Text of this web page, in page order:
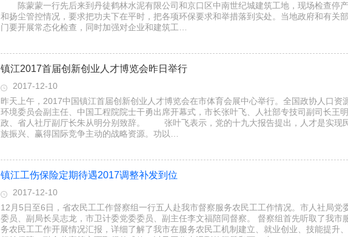
陈蒙蒙一行先后来到丹徒鹤林水泥有限公司和京口区中南世纪城建筑工地，现场检查停产
和扬尘管控情况，要求把功夫下在平时，把各项环保要求和举措落到实处。当地政府和有关部
门要开展常态化检查，同时加强对企业和建筑工…
镇江2017首届创新创业人才博览会昨日举行
2017-12-10
昨天上午，2017中国镇江首届创新创业人才博览会在市体育会展中心举行。全国政协人口资
环境委员会副主任、中国工程院院士干勇出席开幕式，市长张叶飞、人社部专技司副司长王明
政、省人社厅副厅长朱从明分别致辞。 张叶飞表示，党的十九大报告提出，人才是实现
族振兴、赢得国际竞争主动的战略资源。功以…
镇江工伤保险定期待遇2017调整补发到位
2017-12-10
12月5日至6日，省农民工工作督察组一行五人赴我市督察服务农民工工作情况。市人社局党
委员、副局长吴志龙，市卫计委党委委员、副主任李文福陪同督察。 督察组首先听取了我市
务农民工工作开展情况汇报，详细了解了我市在服务农民工机制建立、就业创业、技能提升、